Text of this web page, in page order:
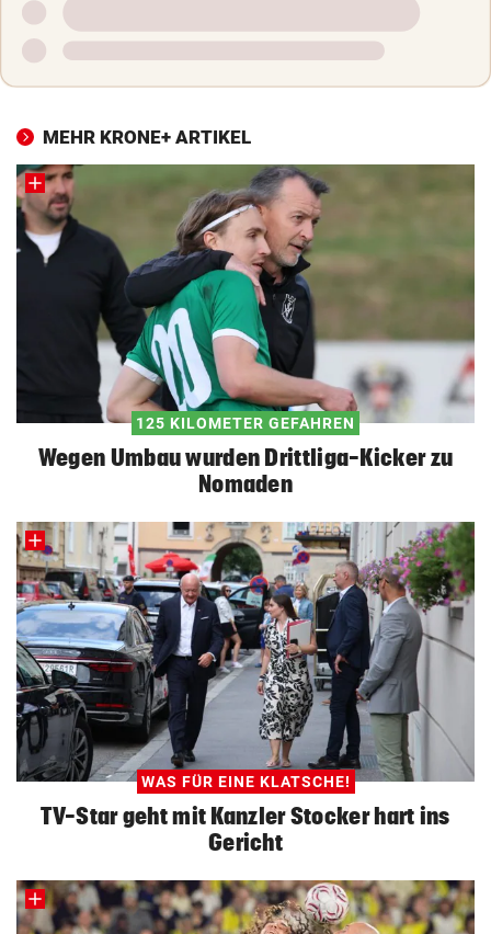
MEHR KRONE+ ARTIKEL
125 KILOMETER GEFAHREN
Wegen Umbau wurden Drittliga-Kicker zu
Nomaden
WAS FÜR EINE KLATSCHE!
TV-Star geht mit Kanzler Stocker hart ins
Gericht